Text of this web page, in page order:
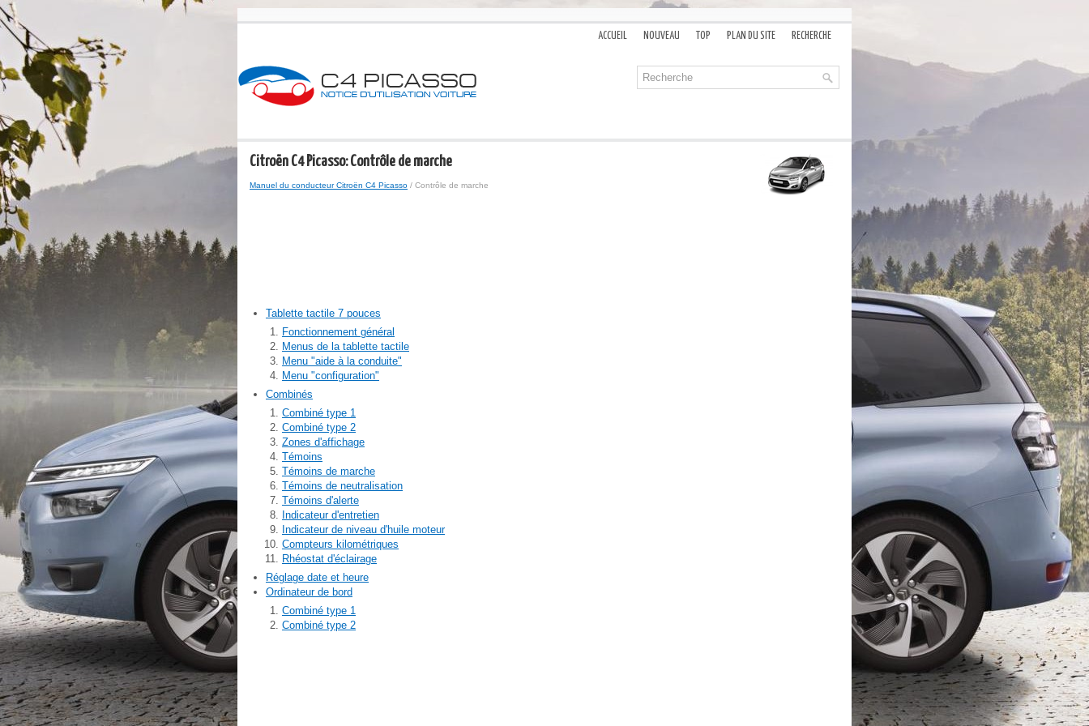
ACCUEIL NOUVEAU TOP PLAN DU SITE RECHERCHE
Citroën C4 Picasso: Contrôle de marche
Manuel du conducteur Citroën C4 Picasso / Contrôle de marche
Tablette tactile 7 pouces
Fonctionnement général
Menus de la tablette tactile
Menu "aide à la conduite"
Menu "configuration"
Combinés
Combiné type 1
Combiné type 2
Zones d'affichage
Témoins
Témoins de marche
Témoins de neutralisation
Témoins d'alerte
Indicateur d'entretien
Indicateur de niveau d'huile moteur
Compteurs kilométriques
Rhéostat d'éclairage
Réglage date et heure
Ordinateur de bord
Combiné type 1
Combiné type 2